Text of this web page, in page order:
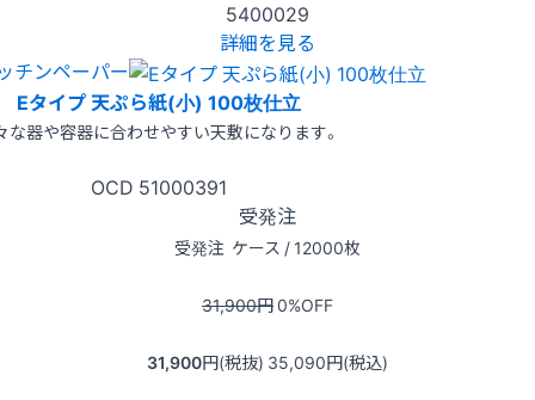
5400029
詳細を見る
チンペーパー
Eタイプ 天ぷら紙(小) 100枚仕立
な器や容器に合わせやすい天敷になります。
OCD 51000391
受発注
受発注 ケース / 12000枚
31,900円0%OFF
31,900円(税抜) 35,090円(税込)